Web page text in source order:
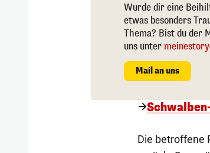
Wurde dir eine
etwas besonders
Thema? Bist du der
uns unter
Mail an uns
Die betroffene